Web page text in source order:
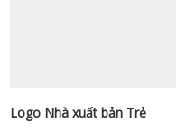
Logo Nhà xuất bản Trẻ